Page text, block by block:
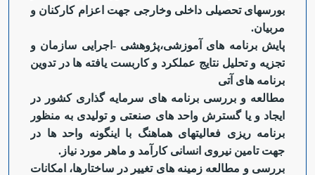
بورس‏های تحصیلی داخلی وخارجی جهت اعزام کارکنان و
مربیان.
پایش برنامه های آموزشی،پژوهشی -اجرایی سازمان و
تجزیه و تحلیل نتایج عملکرد و کاربست یافته ها در تدوین
برنامه های آتی
مطالعه و بررسی برنامه های سرمایه گذاری کشور در
ایجاد و یا گسترش واحد های صنعتی و تولیدی به منظور
برنامه ریزی فعالیت‏های هماهنگ با اینگونه واحد ها در
جهت تامین نیروی انسانی کارآمد و ماهر مورد نیاز.
بررسی و مطالعه زمینه های تغییر در ساختارها، امکانات